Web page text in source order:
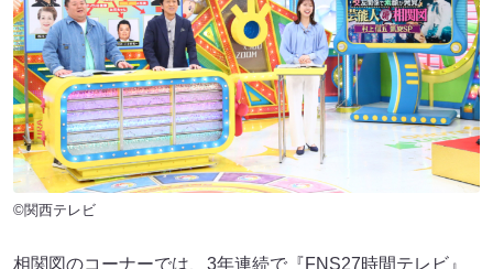
©関西テレビ
相関図のコーナーでは、3年連続で『FNS27時間テレビ』